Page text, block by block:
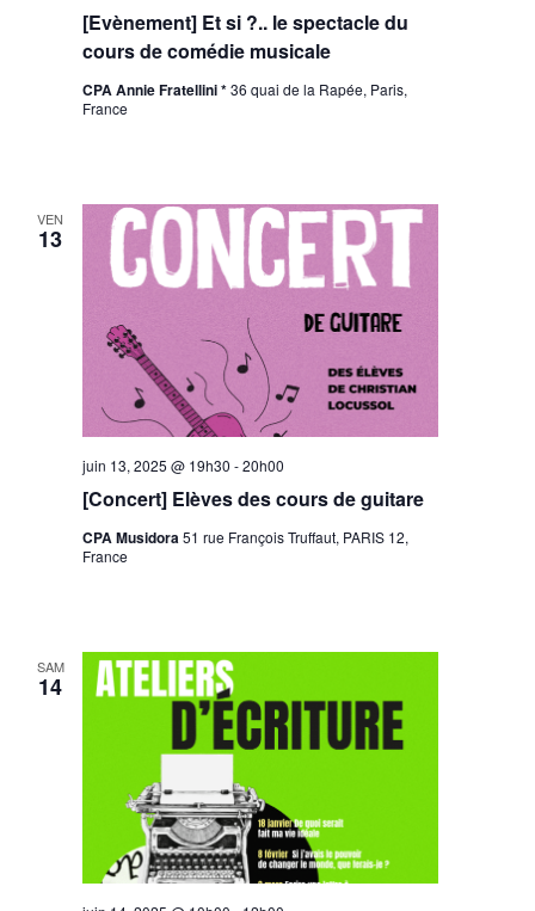
[Evènement] Et si ?.. le spectacle du
cours de comédie musicale
CPA Annie Fratellini *36 quai de la Rapée, Paris,
France
VEN
13
[Concert] Elèves des cours de guitare
juin 13, 2025 @ 19h30 -20h00
CPA Musidora51 rue François Truffaut, PARIS 12,
France
SAM
14